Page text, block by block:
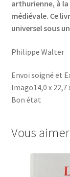
arthurienne, à
médiévale. Ce
universel sous
Philippe Walter
Envoi soigné et
Imago14,0 x 22,7
Bon état
Vous